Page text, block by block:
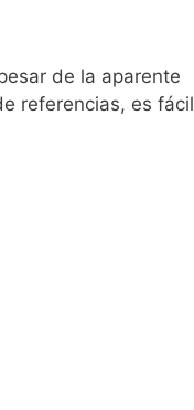
de la aparente
referencias, es fácil